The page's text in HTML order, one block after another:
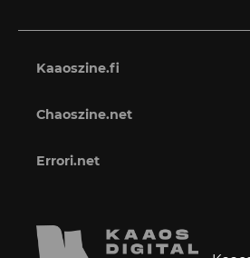
Kaaoszine.fi
Chaoszine.net
Errori.net